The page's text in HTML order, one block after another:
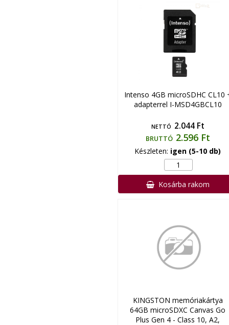
Intenso 4GB microSDHC CL10
adapterrel I-MSD4GBCL10
NETTÓ 2.044 Ft
BRUTTÓ 2.596 Ft
Készleten: igen (5-10 db)
Kosárba rakom
KINGSTON memóriakártya
64GB microSDXC Canvas Go
Plus Gen 4 - Class 10, A2,